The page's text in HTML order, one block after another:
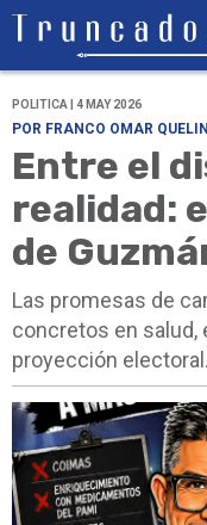
POLITICA | 4 MAY 2026
POR FRANCO OMAR QUELIN
Entre el
realidad:
de
Las promesas de
concretos en salud,
proyección electoral.